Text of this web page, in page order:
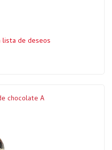
lista de deseos
chocolate A